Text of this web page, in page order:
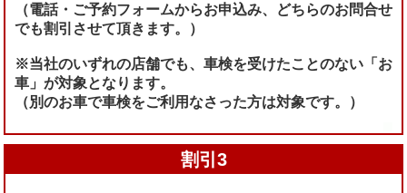
（電話・ご予約フォームからお申込み、どちらのお問合せ
でも割引させて頂きます。）
※当社のいずれの店舗でも、車検を受けたことのない「お
車」が対象となります。
（別のお車で車検をご利用なさった方は対象です。）
割引3